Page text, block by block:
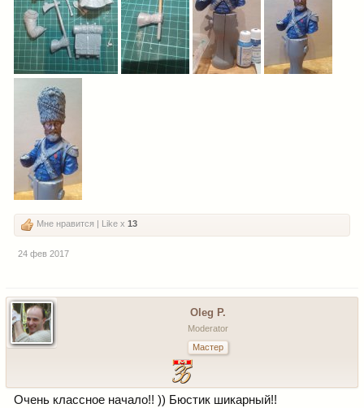
Мне нравится | Like x 13
24 фев 2017
Oleg P.
Moderator
Мастер
Очень классное начало!! )) Бюстик шикарный!!